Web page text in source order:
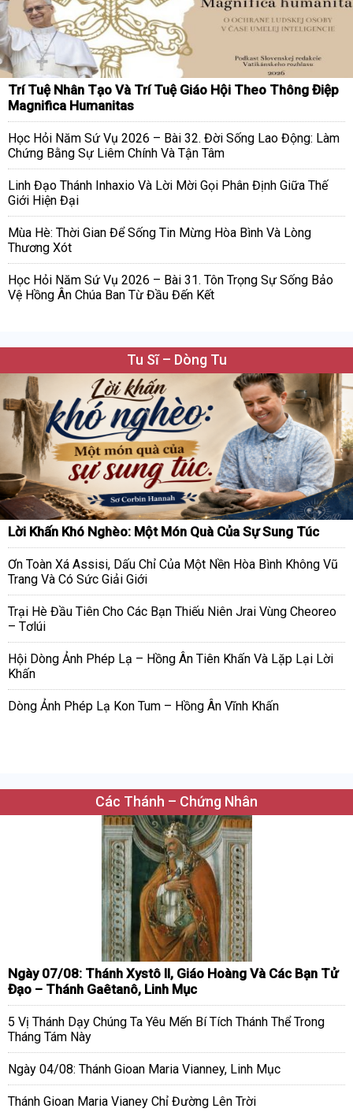
Trí Tuệ Nhân Tạo Và Trí Tuệ Giáo Hội Theo Thông Điệp
Magnifica Humanitas
Học Hỏi Năm Sứ Vụ 2026 – Bài 32. Đời Sống Lao Động: Làm
Chứng Bằng Sự Liêm Chính Và Tận Tâm
Linh Đạo Thánh Inhaxio Và Lời Mời Gọi Phân Định Giữa Thế
Giới Hiện Đại
Mùa Hè: Thời Gian Để Sống Tin Mừng Hòa Bình Và Lòng
Thương Xót
Học Hỏi Năm Sứ Vụ 2026 – Bài 31. Tôn Trọng Sự Sống Bảo
Vệ Hồng Ân Chúa Ban Từ Đầu Đến Kết
Tu Sĩ – Dòng Tu
Lời Khấn Khó Nghèo: Một Món Quà Của Sự Sung Túc
Ơn Toàn Xá Assisi, Dấu Chỉ Của Một Nền Hòa Bình Không Vũ
Trang Và Có Sức Giải Giới
Trại Hè Đầu Tiên Cho Các Bạn Thiếu Niên Jrai Vùng Cheoreo
– Tơlúi
Hội Dòng Ảnh Phép Lạ – Hồng Ân Tiên Khấn Và Lặp Lại Lời
Khấn
Dòng Ảnh Phép Lạ Kon Tum – Hồng Ân Vĩnh Khấn
Các Thánh – Chứng Nhân
Ngày 07/08: Thánh Xystô II, Giáo Hoàng Và Các Bạn Tử
Đạo – Thánh Gaêtanô, Linh Mục
5 Vị Thánh Dạy Chúng Ta Yêu Mến Bí Tích Thánh Thể Trong
Tháng Tám Này
Ngày 04/08: Thánh Gioan Maria Vianney, Linh Mục
Thánh Gioan Maria Vianey Chỉ Đường Lên Trời